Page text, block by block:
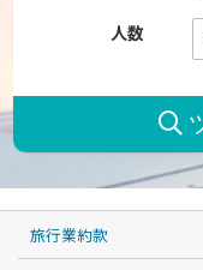
人数
旅行業約款